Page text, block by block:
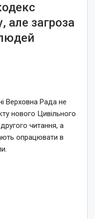
але загроза
Верховна Рада не
нового Цивільного
читання, а
опрацювати в